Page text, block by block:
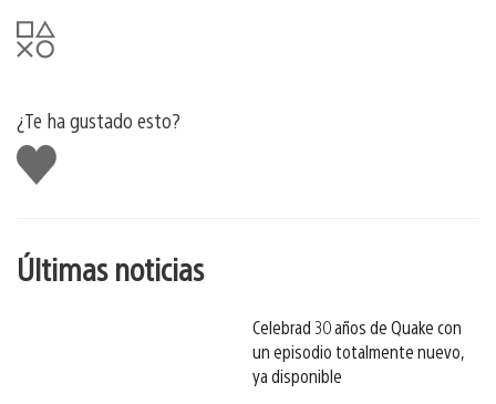
¿Te ha gustado esto?
Me
gusta
Últimas noticias
Celebrad 30 años de Quake con
un episodio totalmente nuevo,
ya disponible